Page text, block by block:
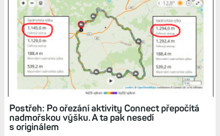
Postřeh: Po ořezání aktivity Connect přepočítá
nadmořskou výšku. A ta pak nesedí
s originálem